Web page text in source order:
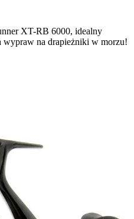
XT-RB 6000, idealny
na drapieżniki w morzu!